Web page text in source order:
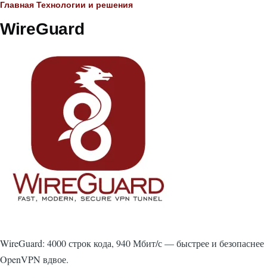
Строка
навигации
Главная Технологии и решения
WireGuard
WireGuard: 4000 строк кода, 940 Мбит/с — быстрее и безопаснее
OpenVPN вдвое.